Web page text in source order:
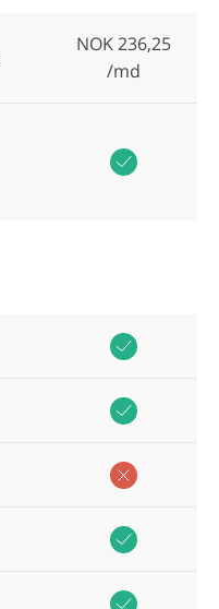
NOK 236,25
/md